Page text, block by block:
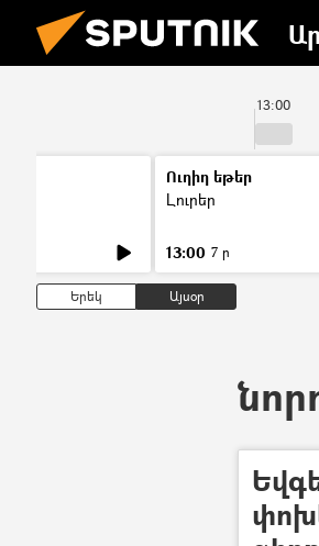
13:00
Ուղիղ եթեր
Լուրեր
13:00 7 ր
Երեկ Այսօր